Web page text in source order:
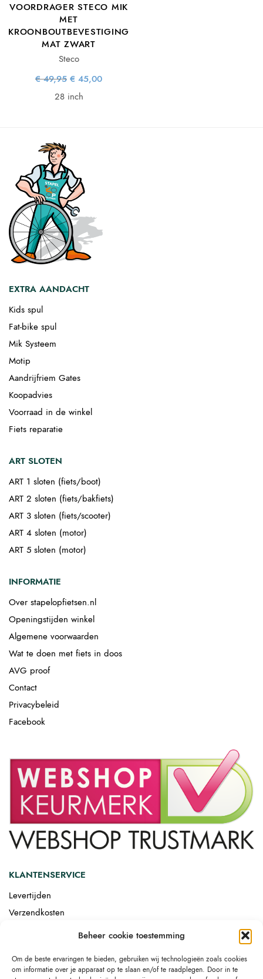
Beheer cookie toestemming
Om de beste ervaringen te bieden, gebruiken wij technologieën zoals cookies
om informatie over je apparaat op te slaan en/of te raadplegen. Door in te
VOORDRAGER STECO MIK
MET
KROONBOUTBEVESTIGING
MAT ZWART
Steco
€49,95 Oorspronkelijke
prijs was:
€ 49,95.
€ 45,00
28 inch
EXTRA AANDACHT
Kids spul
Fat-bike spul
Mik Systeem
Motip
Aandrijfriem Gates
Koopadvies
Voorraad in de winkel
Fiets reparatie
ART SLOTEN
ART 1 sloten (fiets/boot)
ART 2 sloten (fiets/bakfiets)
ART 3 sloten (fiets/scooter)
ART 4 sloten (motor)
ART 5 sloten (motor)
INFORMATIE
Over stapelopfietsen.nl
Openingstijden winkel
Algemene voorwaarden
Wat te doen met fiets in doos
AVG proof
Contact
Privacybeleid
Facebook
KLANTENSERVICE
Levertijden
Verzendkosten
Afgemonteerd laten bezorgen
Drop-shipping